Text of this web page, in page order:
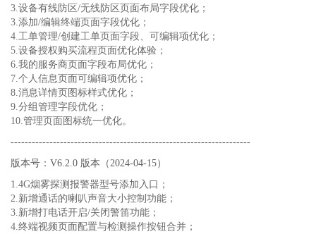
3.设备有线防区/无线防区页面布局字段优化；
3.添加/编辑终端页面字段优化；
4.工单管理/创建工单页面字段、可编辑项优化；
5.设备授权购买流程页面优化体验；
6.我的服务商页面字段布局优化；
7.个人信息页面可编辑项优化；
8.消息详情页图标样式优化；
9.分组管理字段优化；
10.管理页面图标统一优化。
--------------------------------------------------------------------
版本号：V6.2.0 版本（2024-04-15）
1.4G烟雾探测报警器型号添加入口；
2.新增通话的喇叭声音大小控制功能；
3.新增打电话开启/关闭警笛功能；
4.终端视频页面配置与检测操作按钮合并；